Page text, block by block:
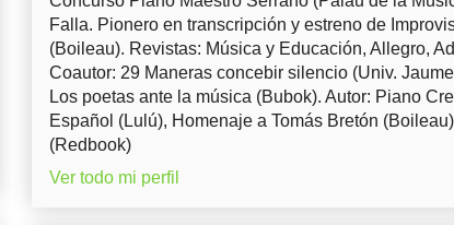
Falla. Pionero en transcripción y estreno de
(Boileau). Revistas: Música y Educación, Allegro,
Coautor: 29 Maneras concebir silencio (Univ.
Los poetas ante la música (Bubok). Autor: Piano
Español (Lulú), Homenaje a Tomás Bretón
(Redbook)
Ver todo mi perfil